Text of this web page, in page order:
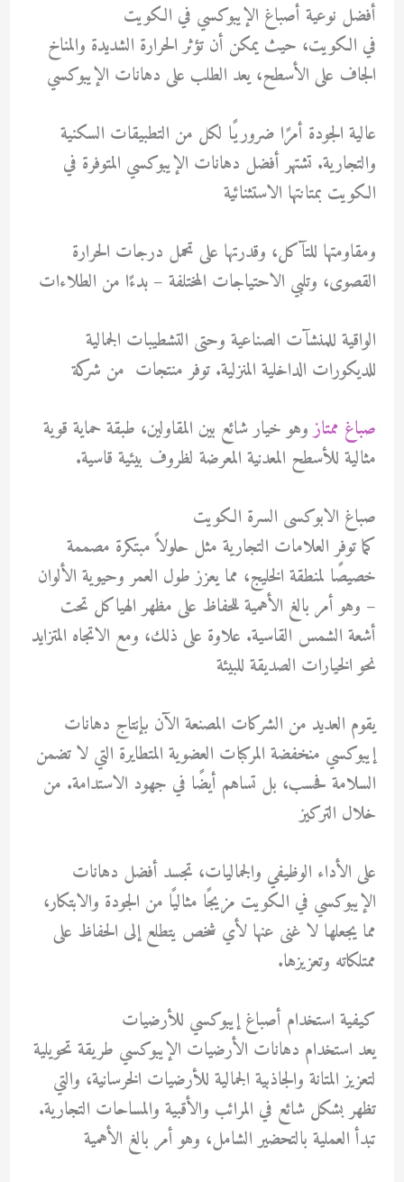
أفضل نوعية أصباغ الإيبوكسي في الكويت
في الكويت، حيث يمكن أن تؤثر الحرارة الشديدة والمناخ
الجاف على الأسطح، يعد الطلب على دهانات الإيبوكسي
عالية الجودة أمرًا ضروريًا لكل من التطبيقات السكنية
والتجارية. تشتهر أفضل دهانات الإيبوكسي المتوفرة في
الكويت بمتانتها الاستثنائية
ومقاومتها للتآكل، وقدرتها على تحمل درجات الحرارة
القصوى، وتلبي الاحتياجات المختلفة – بدءًا من الطلاءات
الواقية للمنشآت الصناعية وحتى التشطيبات الجمالية
للديكورات الداخلية المنزلية. توفر منتجات من شركة
صباغ ممتازوهو خيار شائع بين المقاولين، طبقة حماية قوية
مثالية للأسطح المعدنية المعرضة لظروف بيئية قاسية.
صباغ الابوكسى السرة الكويت
كما توفر العلامات التجارية مثل حلولاً مبتكرة مصممة
خصيصًا لمنطقة الخليج، مما يعزز طول العمر وحيوية الألوان
– وهو أمر بالغ الأهمية للحفاظ على مظهر الهياكل تحت
أشعة الشمس القاسية. علاوة على ذلك، ومع الاتجاه المتزايد
نحو الخيارات الصديقة للبيئة
يقوم العديد من الشركات المصنعة الآن بإنتاج دهانات
إيبوكسي منخفضة المركبات العضوية المتطايرة التي لا تضمن
السلامة فحسب، بل تساهم أيضًا في جهود الاستدامة. من
خلال التركيز
على الأداء الوظيفي والجماليات، تجسد أفضل دهانات
الإيبوكسي في الكويت مزيجًا مثاليًا من الجودة والابتكار،
مما يجعلها لا غنى عنها لأي شخص يتطلع إلى الحفاظ على
ممتلكاته وتعزيزها.
كيفية استخدام أصباغ إيبوكسي للأرضيات
يعد استخدام دهانات الأرضيات الإيبوكسي طريقة تحويلية
لتعزيز المتانة والجاذبية الجمالية للأرضيات الخرسانية، والتي
تظهر بشكل شائع في المرائب والأقبية والمساحات التجارية.
تبدأ العملية بالتحضير الشامل، وهو أمر بالغ الأهمية